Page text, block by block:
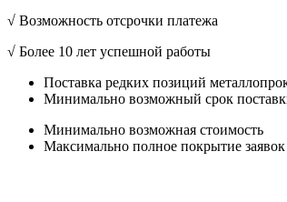
√ Возможность отсрочки платежа
√ Более 10 лет успешной работы
Поставка редких позиций
Минимально возможный срок
Минимально возможная стоимость
Максимально полное покрытие